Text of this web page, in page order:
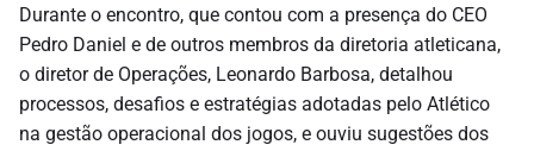
Durante o encontro, que contou com a presença do CEO
Pedro Daniel e de outros membros da diretoria atleticana,
o diretor de Operações, Leonardo Barbosa, detalhou
processos, desafios e estratégias adotadas pelo Atlético
na gestão operacional dos jogos, e ouviu sugestões dos